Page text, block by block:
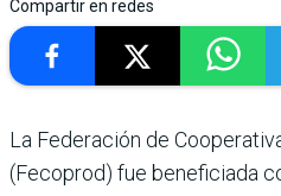
Compartir en redes
La Federación de
(Fecoprod) fue beneficiada